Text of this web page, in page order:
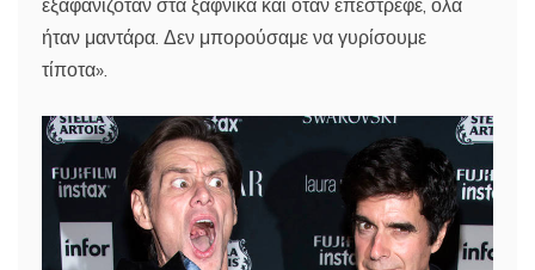
εξαφανιζόταν στα ξαφνικά και όταν επέστρεφε, όλα
ήταν μαντάρα. Δεν μπορούσαμε να γυρίσουμε
τίποτα».